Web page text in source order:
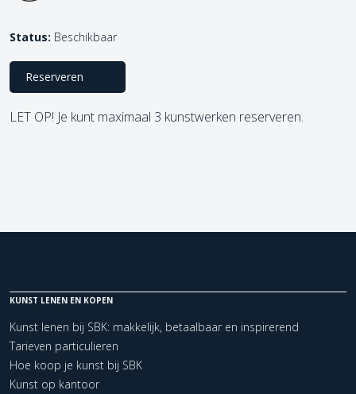
Status: Beschikbaar
Reserveren
LET OP! Je kunt maximaal 3 kunstwerken reserveren.
KUNST LENEN EN KOPEN
Kunst lenen bij SBK: makkelijk, betaalbaar en inspirerend
Tarieven particulieren
Hoe koop je kunst bij SBK
Kunst op kantoor